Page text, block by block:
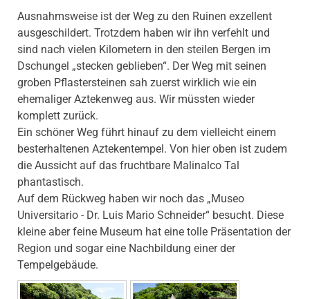
Ausnahmsweise ist der Weg zu den Ruinen exzellent
ausgeschildert. Trotzdem haben wir ihn verfehlt und
sind nach vielen Kilometern in den steilen Bergen im
Dschungel „stecken geblieben“. Der Weg mit seinen
groben Pflastersteinen sah zuerst wirklich wie ein
ehemaliger Aztekenweg aus. Wir müssten wieder
komplett zurück.
Ein schöner Weg führt hinauf zu dem vielleicht einem
besterhaltenen Aztekentempel. Von hier oben ist zudem
die Aussicht auf das fruchtbare Malinalco Tal
phantastisch.
Auf dem Rückweg haben wir noch das „Museo
Universitario - Dr. Luis Mario Schneider“ besucht. Diese
kleine aber feine Museum hat eine tolle Präsentation der
Region und sogar eine Nachbildung einer der
Tempelgebäude.